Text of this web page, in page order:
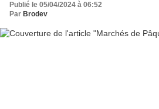
Publié le 05/04/2024 à 06:52
Par Brodev